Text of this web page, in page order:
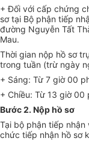
+ Đối với cấp chứng
sơ tại Bộ phận tiếp
đường Nguyễn Tất
Mau.
Thời gian nộp hồ sơ
trong tuần (trừ ngày
+ Sáng: Từ 7 giờ 00
+ Chiều: Từ 13 giờ
Bước 2. Nộp hồ sơ
Tại bộ phận tiếp
chức tiếp nhận hồ sơ